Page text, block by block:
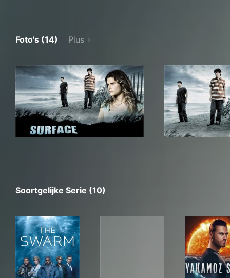
Foto's (14) Plus
Soortgelijke Serie (10)